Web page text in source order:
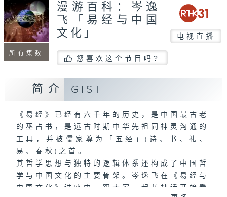
所有集数
漫游百科：岑逸
飞「易经与中国
文化」
电视直播
您喜欢这个节目吗?
简介 GIST
《易经》已经有六千年的历史，是中国最古老
的巫占书，是远古时期中华先祖同神灵沟通的
工具，并被儒家尊为「五经」(诗、书、礼、
易、春秋)之首。
其哲学思想与独特的逻辑体系还构成了中国哲
学与中国文化的主要骨架。岑逸飞在《易经与
中国文化》讲座中，跟大家一起从神话开始看